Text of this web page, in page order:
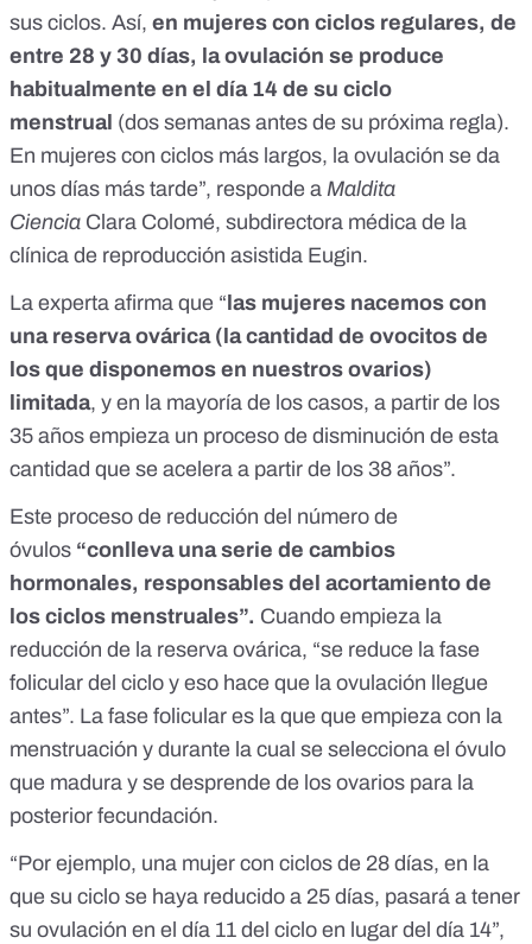
sus ciclos. Así, en mujeres con ciclos regulares, de
entre 28 y 30 días, la ovulación se produce
habitualmente en el día 14 de su ciclo
menstrual (dos semanas antes de su próxima regla).
En mujeres con ciclos más largos, la ovulación se da
unos días más tarde”, responde a Maldita
Ciencia Clara Colomé, subdirectora médica de la
clínica de reproducción asistida Eugin.
La experta afirma que “ las mujeres nacemos con
una reserva ovárica (la cantidad de ovocitos de
los que disponemos en nuestros ovarios)
limitada, y en la mayoría de los casos, a partir de los
35 años empieza un proceso de disminución de esta
cantidad que se acelera a partir de los 38 años”.
Este proceso de reducción del número de
óvulos “conlleva una serie de cambios
hormonales, responsables del acortamiento de
los ciclos menstruales”. Cuando empieza la
reducción de la reserva ovárica, “se reduce la fase
folicular del ciclo y eso hace que la ovulación llegue
antes”. La fase folicular es la que que empieza con la
menstruación y durante la cual se selecciona el óvulo
que madura y se desprende de los ovarios para la
posterior fecundación.
“Por ejemplo, una mujer con ciclos de 28 días, en la
que su ciclo se haya reducido a 25 días, pasará a tener
su ovulación en el día 11 del ciclo en lugar del día 14”,